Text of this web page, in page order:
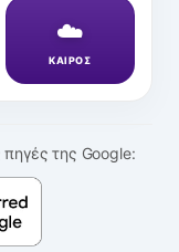
☁️
ΚΑΙΡΟΣ
της Google: